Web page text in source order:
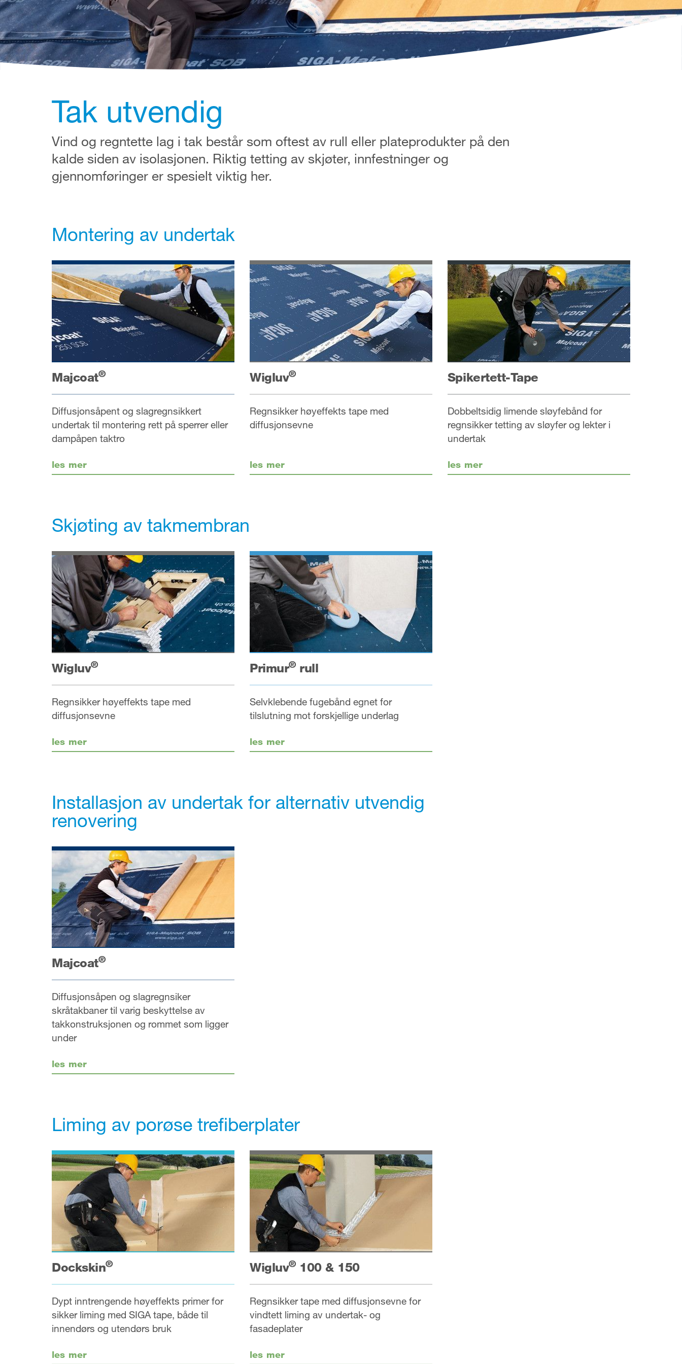
Tak utvendig
Vind og regntette lag i tak består som oftest av rull eller plateprodukter på den
kalde siden av isolasjonen. Riktig tetting av skjøter, innfestninger og
gjennomføringer er spesielt viktig her.
Montering av undertak
Majcoat®
Diffusjonsåpent og slagregnsikkert
undertak til montering rett på sperrer eller
dampåpen taktro
les mer
Wigluv®
Regnsikker høyeffekts tape med
diffusjonsevne
les mer
Spikertett-Tape
Dobbeltsidig limende sløyfebånd for
regnsikker tetting av sløyfer og lekter i
undertak
les mer
Skjøting av takmembran
Wigluv®
Regnsikker høyeffekts tape med
diffusjonsevne
les mer
Primur®rull
Selvklebende fugebånd egnet for
tilslutning mot forskjellige underlag
les mer
Installasjon av undertak for alternativ utvendig
renovering
Majcoat®
Diffusjonsåpen og slagregnsiker
skråtakbaner til varig beskyttelse av
takkonstruksjonen og rommet som ligger
under
les mer
Liming av porøse trefiberplater
Dockskin®
Dypt inntrengende høyeffekts primer for
sikker liming med SIGA tape, både til
innendørs og utendørs bruk
les mer
Wigluv®100 & 150
Regnsikker tape med diffusjonsevne for
vindtett liming av undertak- og
fasadeplater
les mer